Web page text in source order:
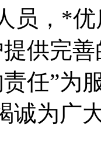
员，*
供完
任”为
诚为广